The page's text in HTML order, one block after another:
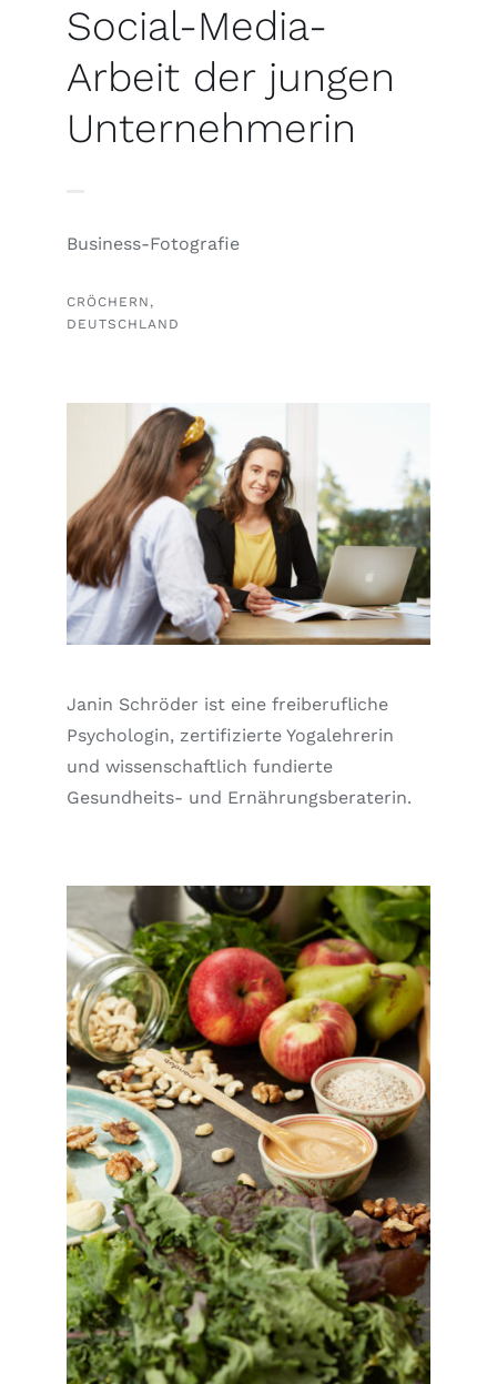
Social-Media-
Arbeit der jungen
Unternehmerin
Business-Fotografie
CRÖCHERN,
DEUTSCHLAND
Janin Schröder ist eine freiberufliche
Psychologin, zertifizierte Yogalehrerin
und wissenschaftlich fundierte
Gesundheits- und Ernährungsberaterin.